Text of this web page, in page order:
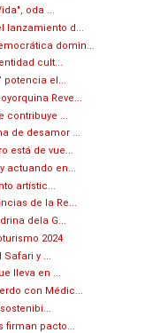
oda ...
lanzamiento d...
domin...
cult...
potencia el...
Reve...
contribuye ...
de desamor ...
está de vue...
actuando en...
artístic...
de la Re...
dela G...
2024
y ...
lleva en ...
con Médic...
firman pacto...